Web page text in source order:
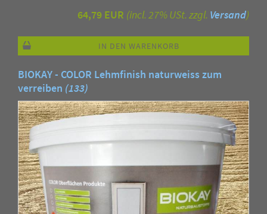
64,79 EUR (incl. 27% USt. zzgl. Versand)
IN DEN WARENKORB
BIOKAY - COLOR Lehmfinish naturweiss zum
verreiben (133)